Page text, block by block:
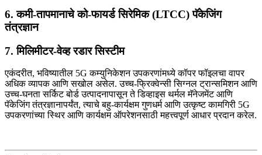
6.कमी-तापमानाचे को-फायर्ड सिरेमिक (LTCC) पॅकेजिंग
तंत्रज्ञान
7.मिलिमीटर-वेव्ह रडार सिस्टीम
एकंदरीत, भविष्यातील 5G ​​कम्युनिकेशन उपकरणांमध्ये कॉपर फॉइलचा वापर
अधिक व्यापक आणि सखोल असेल. उच्च-फ्रिक्वेन्सी सिग्नल ट्रान्समिशन आणि
उच्च-घनता सर्किट बोर्ड उत्पादनापासून ते डिव्हाइस थर्मल मॅनेजमेंट आणि
पॅकेजिंग तंत्रज्ञानापर्यंत, त्याचे बहु-कार्यक्षम गुणधर्म आणि उत्कृष्ट कामगिरी 5G
उपकरणांच्या स्थिर आणि कार्यक्षम ऑपरेशनसाठी महत्त्वपूर्ण आधार प्रदान करेल.